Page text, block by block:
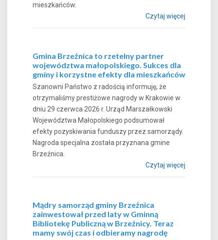
mieszkańców.
Czytaj więcej
Gmina Brzeźnica to rzetelny partner
województwa małopolskiego. Sukces dla
gminy i korzystne efekty dla mieszkańców
Szanowni Państwo z radością informuję, że
otrzymaliśmy prestiżowe nagrody w Krakowie w
dniu 29 czerwca 2026 r. Urząd Marszałkowski
Województwa Małopolskiego podsumował
efekty pozyskiwania funduszy przez samorządy.
Nagroda specjalna została przyznana gmine
Brzeźnica.
Czytaj więcej
Mądry samorząd gminy Brzeźnica
zainwestował przed laty w Gminną
Bibliotekę Publiczną w Brzeźnicy. Teraz
mamy swój czas i odbieramy nagrodę